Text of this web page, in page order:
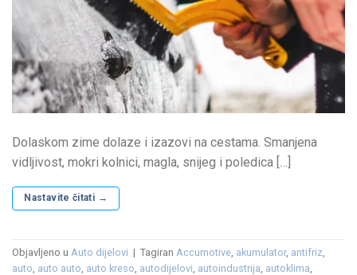
Dolaskom zime dolaze i izazovi na cestama. Smanjena
vidljivost, mokri kolnici, magla, snijeg i poledica […]
Nastavite čitati →
Objavljeno u Auto dijelovi | Tagiran Accumotive akumulator, antifriz
auto auto auto auto kreso autodijelovi autoindustrija autoklima